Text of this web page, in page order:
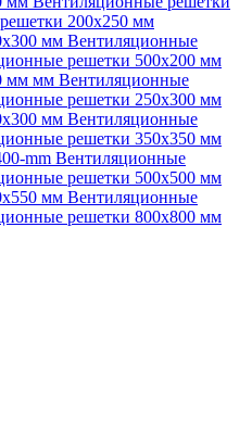
200х250 мм
мм Вентиляционные
решетки 500х200 мм
мм мм Вентиляционные
решетки 250х300 мм
мм Вентиляционные
решетки 350х350 мм
mm Вентиляционные
решетки 500х500 мм
мм Вентиляционные
решетки 800х800 мм